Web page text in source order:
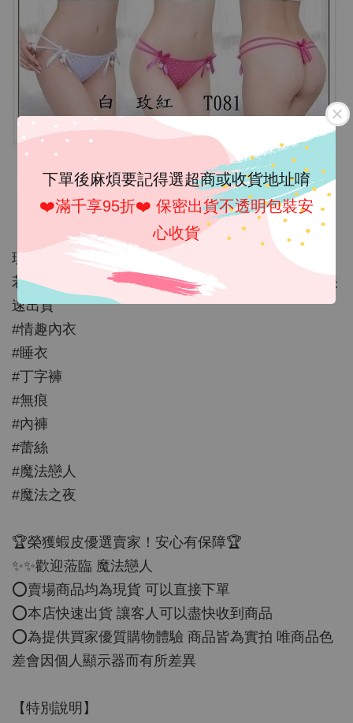
下單後麻煩要記得選超商或收貨地址唷
❤️滿千享95折❤️ 保密出貨不透明包裝安
心收貨
現貨,麻煩下標後請寫顏色及型號才能方便快速出貨
若偶遇顏色缺貨也會馬上通知換款或換色不用等待快
速出貨
#情趣內衣
#睡衣
#丁字褲
#無痕
#內褲
#蕾絲
#魔法戀人
#魔法之夜
🏆榮獲蝦皮優選賣家！安心有保障🏆
✨✨歡迎蒞臨 魔法戀人
⭕️賣場商品均為現貨 可以直接下單
⭕️本店快速出貨 讓客人可以盡快收到商品
⭕️為提供買家優質購物體驗 商品皆為實拍 唯商品色
差會因個人顯示器而有所差異
【特別說明】